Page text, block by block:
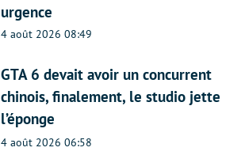
urgence
4 août 2026 08:49
GTA 6 devait avoir un concurrent
chinois, finalement, le studio jette
l’éponge
4 août 2026 06:58